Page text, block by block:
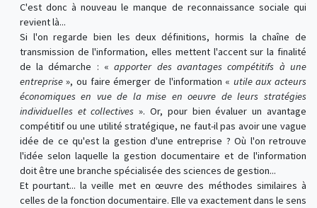
C'est donc à nouveau le manque de reconnaissance sociale qui
revient là...
Si l'on regarde bien les deux définitions, hormis la chaîne de
transmission de l'information, elles mettent l'accent sur la finalité
de la démarche : «apporter des avantages compétitifs à une
entreprise», ou faire émerger de l'information « utile aux acteurs
économiques en vue de la mise en oeuvre de leurs stratégies
individuelles et collectives ». Or, pour bien évaluer un avantage
compétitif ou une utilité stratégique, ne faut-il pas avoir une vague
idée de ce qu'est la gestion d'une entreprise ? Où l'on retrouve
l'idée selon laquelle la gestion documentaire et de l'information
doit être une branche spécialisée des sciences de gestion...
Et pourtant... la veille met en œuvre des méthodes similaires à
celles de la fonction documentaire. Elle va exactement dans le sens